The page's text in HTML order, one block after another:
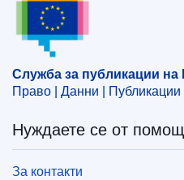
Служба за публикации
Право | Данни | Публикации
Нуждаете се от
За контакти